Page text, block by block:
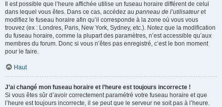
Il est possible que l’heure affichée utilise un fuseau horaire différent de celui
dans lequel vous êtes. Dans ce cas, accédez au panneau de l’utilisateuret
modifiez le fuseau horaire afin qu’il corresponde à la zone où vous vous
trouvez (ex : Londres, Paris, New York, Sydney, etc.). Notez que la modification
du fuseau horaire, comme la plupart des paramètres, n’est accessible qu’aux
membres du forum. Donc si vous n’êtes pas enregistré, c’est le bon moment
pour le faire.
Haut
J’ai changé mon fuseau horaire et l’heure est toujours incorrecte !
Si vous êtes sûr d’avoir correctement paramétré votre fuseau horaire et que
l’heure est toujours incorrecte, il se peut que le serveur ne soit pas à l’heure.